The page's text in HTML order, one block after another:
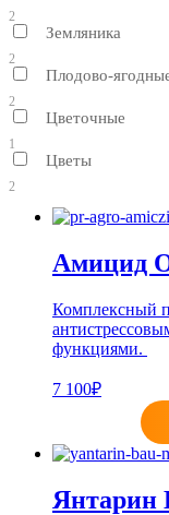
2
Земляника
2
Плодово-
2
Цветочные
1
Цветы
2
Амицид
Комплексный
функциями.
7 100₽
Янтарин